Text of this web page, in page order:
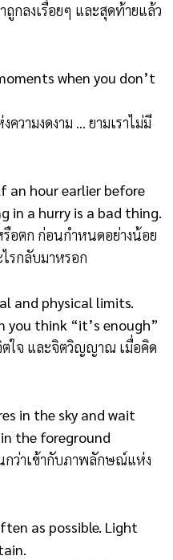
กลงเรื่อยๆ และสุดท้ายแล้ว
when you don’t
วามงดงาม ... ยามเราไม่มี
an hour earlier before
in a hurry is a bad thing.
อตก ก่อนกำหนดอย่างน้อย
ไรกลับมาหรอก
and physical limits.
you think “it’s enough”
ตใจ และจิตวิญญาณ เมื่อคิด
in the sky and wait
the foreground
ว่าเข้ากับภาพลักษณ์แห่ง
as possible. Light